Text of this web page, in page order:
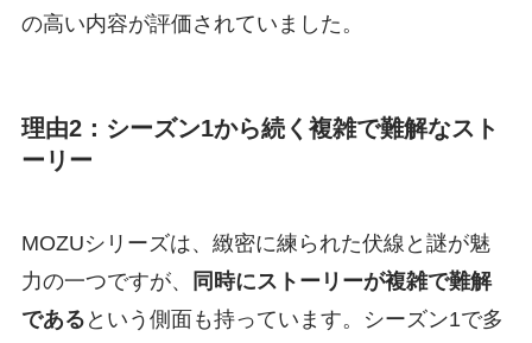
の高い内容が評価されていました。
理由2：シーズン1から続く複雑で難解なスト
ーリー
MOZUシリーズは、緻密に練られた伏線と謎が魅
力の一つですが、
同時にストーリーが複雑で難解
である という側面も持っています。シーズン1で多